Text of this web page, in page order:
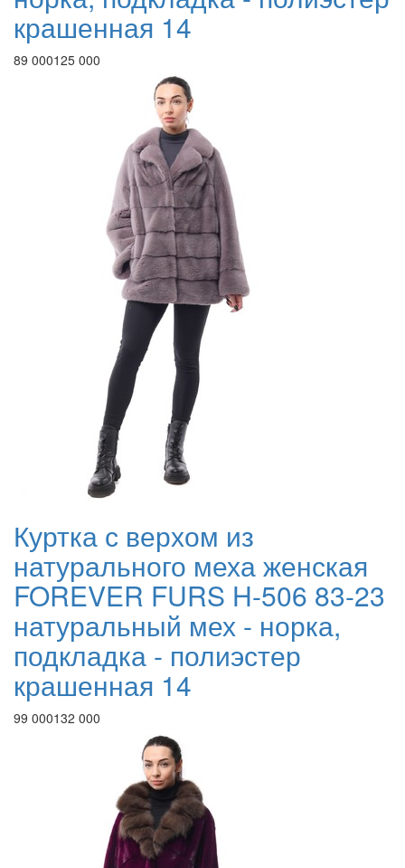
крашенная 14
89 000125 000
Куртка с верхом из
натурального меха женская
FOREVER FURS H-506 83-23
натуральный мех - норка,
подкладка - полиэстер
крашенная 14
99 000132 000